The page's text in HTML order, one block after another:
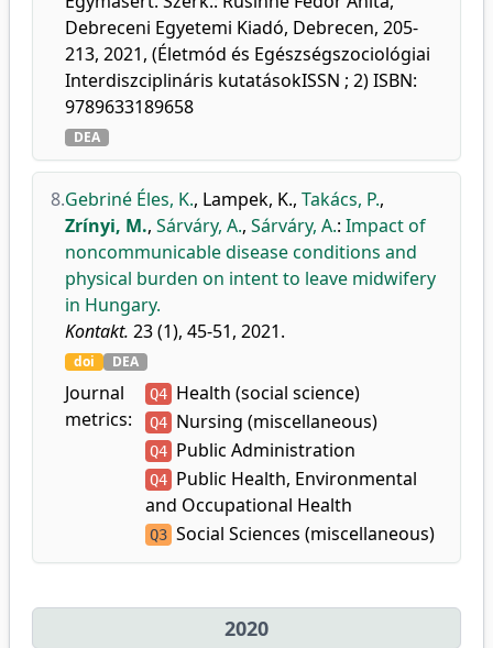
Debreceni Egyetemi Kiadó, Debrecen, 205-
213, 2021, (Életmód és Egészségszociológiai
Interdiszciplináris kutatásokISSN ; 2) ISBN:
9789633189658
DEA
8.Gebriné Éles, K., Lampek, K., Takács, P.,
Zrínyi, M., Sárváry, A., Sárváry, A.: Impact of
noncommunicable disease conditions and
physical burden on intent to leave midwifery
in Hungary.
Kontakt. 23 (1), 45-51, 2021.
doi DEA
Journal
metrics:
Q4 Health (social science)
Q4 Nursing (miscellaneous)
Q4 Public Administration
Q4 Public Health, Environmental
and Occupational Health
Q3 Social Sciences (miscellaneous)
2020